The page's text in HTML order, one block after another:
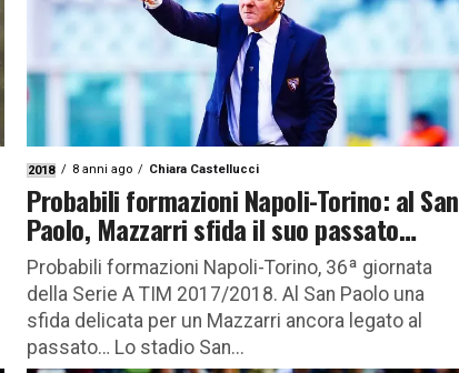
2018 8 anni ago Chiara Castellucci
Probabili formazioni Napoli-Torino: al San
Paolo, Mazzarri sfida il suo passato…
Probabili formazioni Napoli-Torino, 36ª giornata
della Serie A TIM 2017/2018. Al San Paolo una
sfida delicata per un Mazzarri ancora legato al
passato… Lo stadio San...